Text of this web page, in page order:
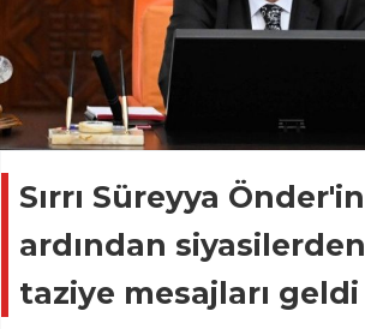
Sırrı Süreyya
ardından
taziye mesajları geldi